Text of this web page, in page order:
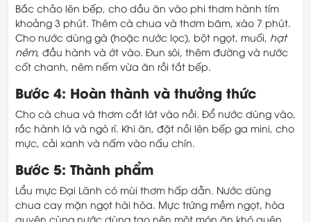
Bắc chảo lên bếp, cho dầu ăn vào phi thơm hành tím
khoảng 3 phút. Thêm cà chua và thơm băm, xào 7 phút.
Cho nước dùng gà (hoặc nước lọc), bột ngọt, muối, hạt
nêm, đầu hành và ớt vào. Đun sôi, thêm đường và nước
cốt chanh, nêm nếm vừa ăn rồi tắt bếp.
Bước 4: Hoàn thành và thưởng thức
Cho cà chua và thơm cắt lát vào nồi. Đổ nước dùng vào,
rắc hành lá và ngò rí. Khi ăn, đặt nồi lên bếp ga mini, cho
mực, cải xanh và nấm vào nấu chín.
Bước 5: Thành phẩm
Lẩu mực Đại Lãnh có mùi thơm hấp dẫn. Nước dùng
chua cay mặn ngọt hài hòa. Mực trứng mềm ngọt, hòa
quyện cùng nước dùng tạo nên một món ăn khó quên.